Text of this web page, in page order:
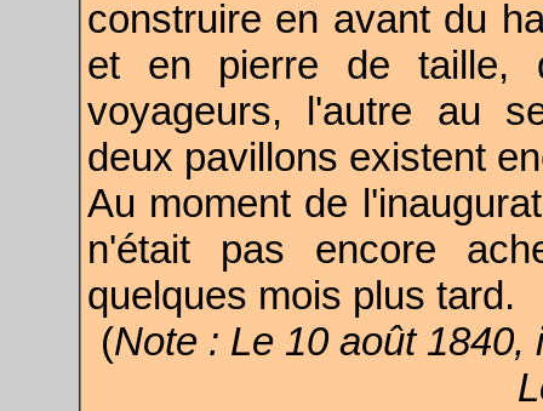
construire en avant du
et en pierre de taille,
voyageurs, l'autre au
deux pavillons existent
Au moment de
n'était pas encore
quelques mois plus tard.
(Note : Le 10 août